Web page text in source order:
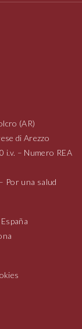
(AR)
di Arezzo
i.v. – Numero REA
Por una salud